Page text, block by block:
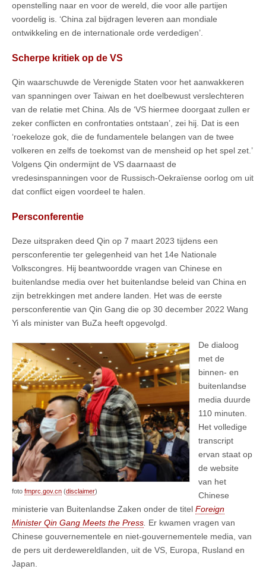
openstelling naar en voor de wereld, die voor alle partijen
voordelig is. ‘China zal bijdragen leveren aan mondiale
ontwikkeling en de internationale orde verdedigen’.
Scherpe kritiek op de VS
Qin waarschuwde de Verenigde Staten voor het aanwakkeren
van spanningen over Taiwan en het doelbewust verslechteren
van de relatie met China. Als de ‘VS hiermee doorgaat zullen er
zeker conflicten en confrontaties ontstaan’, zei hij. Dat is een
‘roekeloze gok, die de fundamentele belangen van de twee
volkeren en zelfs de toekomst van de mensheid op het spel zet.’
Volgens Qin ondermijnt de VS daarnaast de
vredesinspanningen voor de Russisch-Oekraïense oorlog om uit
dat conflict eigen voordeel te halen.
Persconferentie
Deze uitspraken deed Qin op 7 maart 2023 tijdens een
persconferentie ter gelegenheid van het 14e Nationale
Volkscongres. Hij beantwoordde vragen van Chinese en
buitenlandse media over het buitenlandse beleid van China en
zijn betrekkingen met andere landen. Het was de eerste
persconferentie van Qin Gang die op 30 december 2022 Wang
Yi als minister van BuZa heeft opgevolgd.
foto fmprc.gov.cn (disclaimer)
De dialoog
met de
binnen- en
buitenlandse
media duurde
110 minuten.
Het volledige
transcript
ervan staat op
de website
van het
Chinese
ministerie van Buitenlandse Zaken onder de titel Foreign
Minister Qin Gang Meets the Press Er kwamen vragen van
Chinese gouvernementele en niet-gouvernementele media, van
de pers uit derdewereldlanden, uit de VS, Europa, Rusland en
Japan.